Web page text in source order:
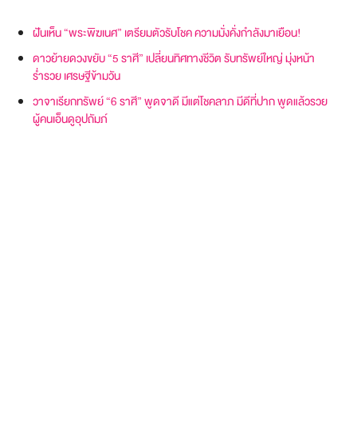
ฝันเห็น “พระพิฆเนศ” เตรียมตัวรับโชค ความมั่งคั่งกำลังมาเยือน!
ดาวย้ายดวงขยับ “5 ราศี” เปลี่ยนทิศทางชีวิต รับทรัพย์ใหญ่ มุ่งหน้า
ร่ำรวย เศรษฐีข้ามวัน
วาจาเรียกทรัพย์ “6 ราศี” พูดจาดี มีแต่โชคลาภ มีดีที่ปาก พูดแล้วรวย
ผู้คนเอ็นดูอุปถัมภ์